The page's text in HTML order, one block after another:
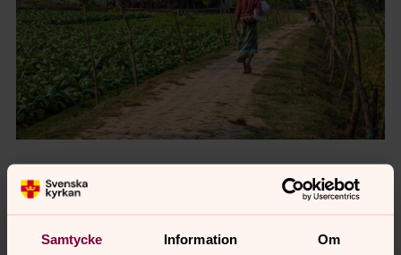
Samtycke Information Om
På väg för att bli klimatambassadör
Klimatambassadören Marianne Staaf-Gälldin från
deltagit på en träff för Svenska kyrkans